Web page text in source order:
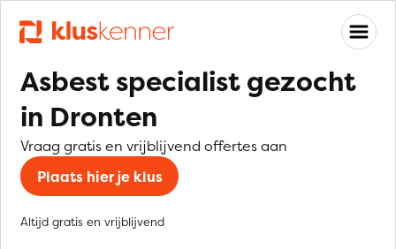
Asbest specialist gezocht
in Dronten
Vraag gratis en vrijblijvend offertes aan
Plaats hier je klus
Altijd gratis en vrijblijvend